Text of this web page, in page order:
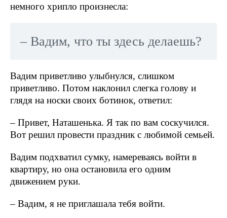
немного хрипло произнесла:
– Вадим, что ты здесь делаешь?
Вадим приветливо улыбнулся, слишком
приветливо. Потом наклонил слегка голову и
глядя на носки своих ботинок, ответил:
– Привет, Наташенька. Я так по вам соскучился.
Вот решил провести праздник с любимой семьей.
Вадим подхватил сумку, намереваясь войти в
квартиру, но она остановила его одним
движением руки.
– Вадим, я не приглашала тебя войти.